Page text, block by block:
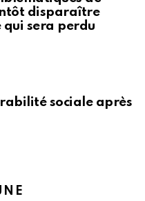
disparaître
sera perdu
sociale après